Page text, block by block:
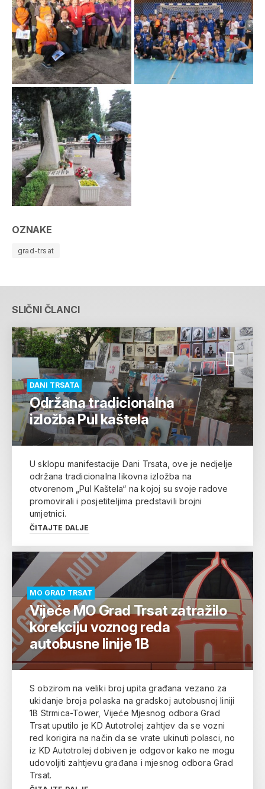
OZNAKE
grad-trsat
SLIČNI ČLANCI
DANI TRSATA
Održana tradicionalna
izložba Pul kaštela
U sklopu manifestacije Dani Trsata, ove je nedjelje
održana tradicionalna likovna izložba na
otvorenom „Pul Kaštela“ na kojoj su svoje radove
promovirali i posjetiteljima predstavili brojni
umjetnici.
ČITAJTE DALJE
MO GRAD TRSAT
Vijeće MO Grad Trsat zatražilo
korekciju voznog reda
autobusne linije 1B
S obzirom na veliki broj upita građana vezano za
ukidanje broja polaska na gradskoj autobusnoj liniji
1B Strmica-Tower, Vijeće Mjesnog odbora Grad
Trsat uputilo je KD Autotrolej zahtjev da se vozni
red korigira na način da se vrate ukinuti polasci, no
iz KD Autotrolej dobiven je odgovor kako ne mogu
udovoljiti zahtjevu građana i mjesnog odbora Grad
Trsat.